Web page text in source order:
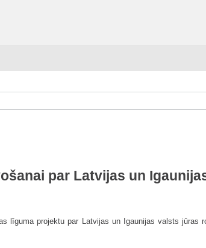
par Latvijas un
līguma projektu par Latvijas un Igaunijas valsts jūras